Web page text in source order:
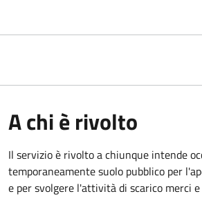
A chi è rivolto
Il servizio è rivolto a chiunque intende
temporaneamente suolo pubblico per
e per svolgere l'attività di scarico merci